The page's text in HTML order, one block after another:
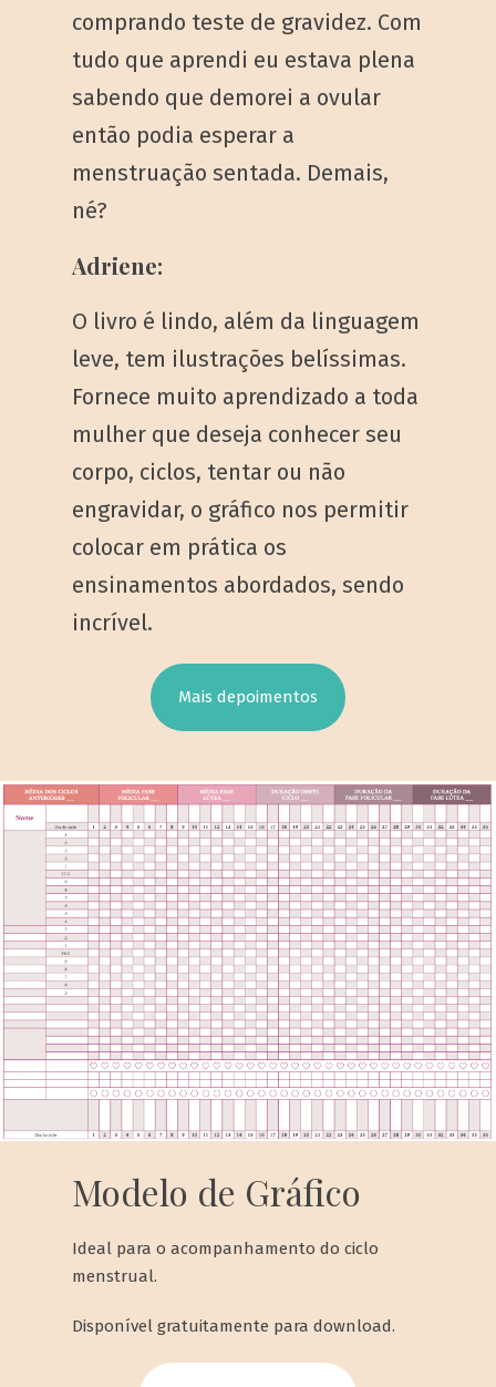
comprando teste de gravidez. Com
tudo que aprendi eu estava plena
sabendo que demorei a ovular
então podia esperar a
menstruação sentada. Demais,
né?
Adriene:
O livro é lindo, além da linguagem
leve, tem ilustrações belíssimas.
Fornece muito aprendizado a toda
mulher que deseja conhecer seu
corpo, ciclos, tentar ou não
engravidar, o gráfico nos permitir
colocar em prática os
ensinamentos abordados, sendo
incrível.
Mais depoimentos
Modelo de Gráfico
Ideal para o acompanhamento do ciclo
menstrual.
Disponível gratuitamente para download.